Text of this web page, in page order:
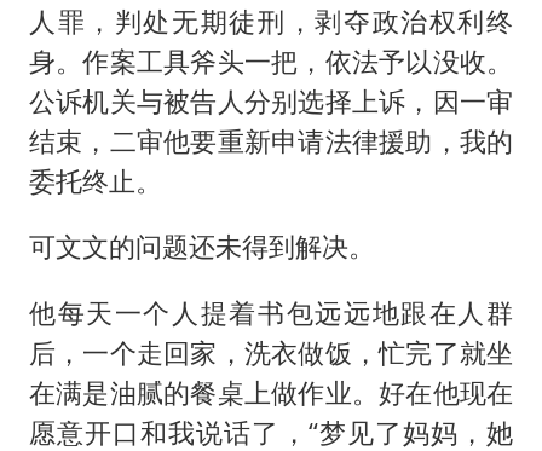
人罪，判处无期徒刑，剥夺政治权利终
身。作案工具斧头一把，依法予以没收。
公诉机关与被告人分别选择上诉，因一审
结束，二审他要重新申请法律援助，我的
委托终止。
可文文的问题还未得到解决。
他每天一个人提着书包远远地跟在人群
后，一个走回家，洗衣做饭，忙完了就坐
在满是油腻的餐桌上做作业。好在他现在
愿意开口和我说话了，“梦见了妈妈，她